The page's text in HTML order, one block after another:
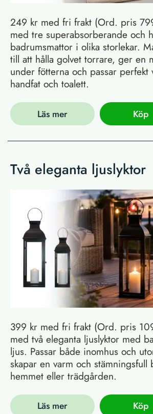
249 kr med fri frakt (Ord. pris
med tre superabsorberande och
badrumsmattor i olika storlekar.
till att hålla golvet torrare, ger en
under fötterna och passar perfekt
handfat och toalett.
Läs mer Köp
Två eleganta ljuslyktor
399 kr med fri frakt (Ord. pris
med två eleganta ljuslyktor med
ljus. Passar både inomhus och
skapar en varm och stämningsfull
hemmet eller trädgården.
Läs mer Köp